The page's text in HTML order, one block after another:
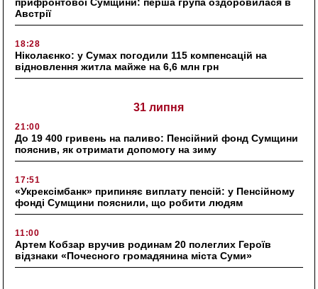
прифронтової Сумщини: перша група оздоровилася в
Австрії
18:28
Ніколаєнко: у Сумах погодили 115 компенсацій на
відновлення житла майже на 6,6 млн грн
31 липня
21:00
До 19 400 гривень на паливо: Пенсійний фонд Сумщини
пояснив, як отримати допомогу на зиму
17:51
«Укрексімбанк» припиняє виплату пенсій: у Пенсійному
фонді Сумщини пояснили, що робити людям
11:00
Артем Кобзар вручив родинам 20 полеглих Героїв
відзнаки «Почесного громадянина міста Суми»